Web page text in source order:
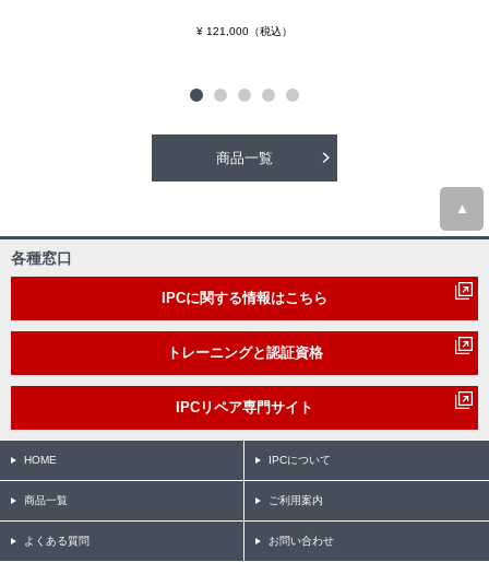
¥ 121,000（税込）
商品一覧
▲
各種窓口
IPCに関する情報はこちら
トレーニングと認証資格
IPCリペア専門サイト
HOME IPCについて
商品一覧 ご利用案内
よくある質問 お問い合わせ